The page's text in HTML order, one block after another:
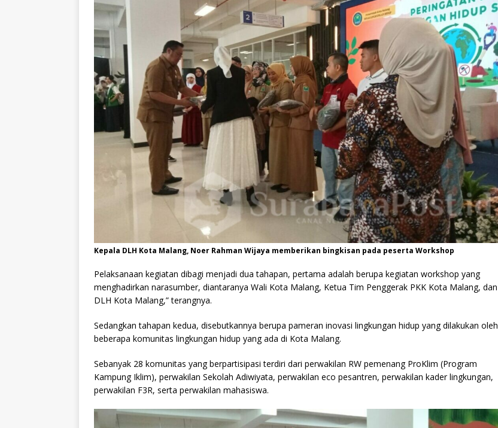
Kepala DLH Kota Malang, Noer Rahman Wijaya memberikan bingkisan pada peserta Workshop
Pelaksanaan kegiatan dibagi menjadi dua tahapan, pertama adalah berupa kegiatan workshop yang
menghadirkan narasumber, diantaranya Wali Kota Malang, Ketua Tim Penggerak PKK Kota Malang, dan
DLH Kota Malang,” terangnya.
Sedangkan tahapan kedua, disebutkannya berupa pameran inovasi lingkungan hidup yang dilakukan oleh
beberapa komunitas lingkungan hidup yang ada di Kota Malang.
Sebanyak 28 komunitas yang berpartisipasi terdiri dari perwakilan RW pemenang ProKlim (Program
Kampung Iklim), perwakilan Sekolah Adiwiyata, perwakilan eco pesantren, perwakilan kader lingkungan,
perwakilan F3R, serta perwakilan mahasiswa.